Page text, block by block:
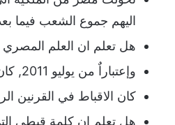
اليهم جموع الشعب فيما
هل تعلم ان العلم المصري
وإعتباراٌ من يوليو 2011, كان عدد سكان مصر 82079663 , مما جعلها الدولة 15 علي مستوي العالم إكتظاظاٌ بالسكان .
كان الاقباط في
هل تعلم ان كلمة قبطى